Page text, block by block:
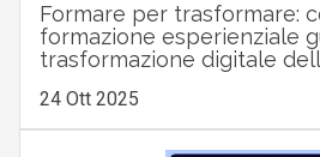
Formare per trasformare:
formazione esperienziale
trasformazione digitale
24 Ott 2025